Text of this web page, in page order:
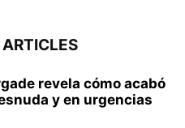
revela cómo acabó
y en urgencias